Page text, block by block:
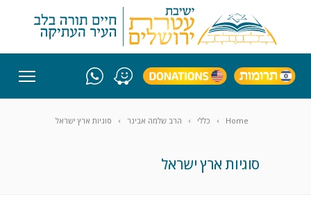
Home כללי הרב שלמה אבינר סוגיות ארץ ישראל
סוגיות ארץ ישראל